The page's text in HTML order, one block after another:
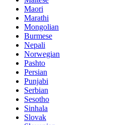
Maori
Marathi
Mongolian
Burmese
Nepali
Norwegian
Pashto
Persian
Punjabi
Serbian
Sesotho
Sinhala
Slovak